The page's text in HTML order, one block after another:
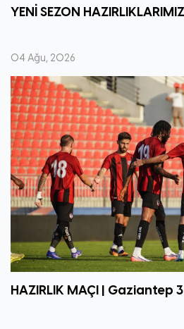
YENİ SEZON
04 Ağu, 2026
HAZIRLIK MAÇI | Gaziantep